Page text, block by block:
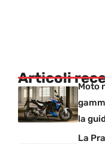
Articoli
Moto
la
La